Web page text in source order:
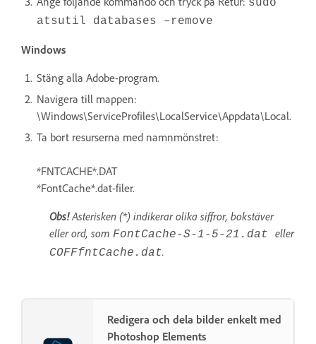
sudo
atsutil databases –remove
Windows
Stäng alla Adobe-program.
Navigera till mappen:
\Windows\ServiceProfiles\LocalService\Appdata\Local.
Ta bort resurserna med namnmönstret:
*FNTCACHE*.DAT
*FontCache*.dat-filer.
Obs!Asterisken (*) indikerar olika siffror, bokstäver
eller ord, som FontCache-S-1-5-21.dat eller
COFFfntCache.dat.
Redigera och dela bilder enkelt med
Photoshop Elements